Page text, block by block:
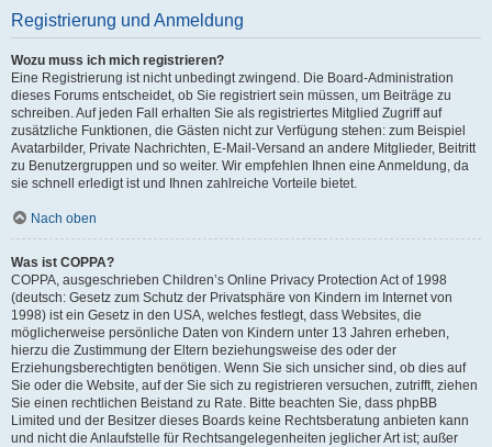
Registrierung und Anmeldung
Wozu muss ich mich registrieren?
Eine Registrierung ist nicht unbedingt zwingend. Die Board-Administration
dieses Forums entscheidet, ob Sie registriert sein müssen, um Beiträge zu
schreiben. Auf jeden Fall erhalten Sie als registriertes Mitglied Zugriff auf
zusätzliche Funktionen, die Gästen nicht zur Verfügung stehen: zum Beispiel
Avatarbilder, Private Nachrichten, E-Mail-Versand an andere Mitglieder, Beitritt
zu Benutzergruppen und so weiter. Wir empfehlen Ihnen eine Anmeldung, da
sie schnell erledigt ist und Ihnen zahlreiche Vorteile bietet.
Nach oben
Was ist COPPA?
COPPA, ausgeschrieben Children’s Online Privacy Protection Act of 1998
(deutsch: Gesetz zum Schutz der Privatsphäre von Kindern im Internet von
1998) ist ein Gesetz in den USA, welches festlegt, dass Websites, die
möglicherweise persönliche Daten von Kindern unter 13 Jahren erheben,
hierzu die Zustimmung der Eltern beziehungsweise des oder der
Erziehungsberechtigten benötigen. Wenn Sie sich unsicher sind, ob dies auf
Sie oder die Website, auf der Sie sich zu registrieren versuchen, zutrifft, ziehen
Sie einen rechtlichen Beistand zu Rate. Bitte beachten Sie, dass phpBB
Limited und der Besitzer dieses Boards keine Rechtsberatung anbieten kann
und nicht die Anlaufstelle für Rechtsangelegenheiten jeglicher Art ist; außer